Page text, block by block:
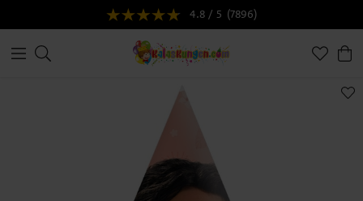
4.8 / 5 (7896)